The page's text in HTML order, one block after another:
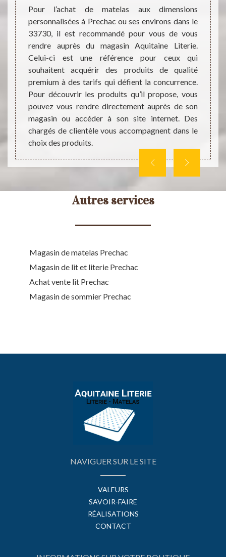
une
des
Il
site
Pour l’achat de matelas aux dimensions
personnalisées à Prechac ou ses environs dans le
33730, il est recommandé pour vous de vous
rendre auprès du magasin Aquitaine Literie.
Celui-ci est une référence pour ceux qui
souhaitent acquérir des produits de qualité
premium à des tarifs qui défient la concurrence.
Pour découvrir les produits qu’il propose, vous
pouvez vous rendre directement auprès de son
magasin ou accéder à son site internet. Des
chargés de clientèle vous accompagnent dans le
choix des produits.
qu'il
Autres services
Magasin de matelas Prechac
Magasin de lit et literie Prechac
Achat vente lit Prechac
Magasin de sommier Prechac
NAVIGUER SUR LE SITE
VALEURS
SAVOIR-FAIRE
RÉALISATIONS
CONTACT